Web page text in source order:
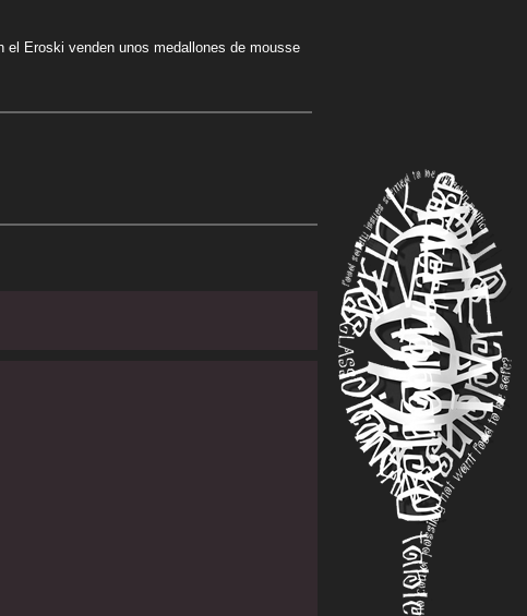
el Eroski venden unos medallones de mousse